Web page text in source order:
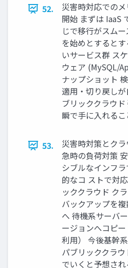
52.
災害時対応での
開始 まずは IaaS
じで移行がスム
を始めとすると
いサービス群 ス
ウェア (MySQL/
ナップショット
適用・切り戻し
ブリッククラウ
瞬で手に入れる
53.
災害時対策とク
急時の負荷対策
シブルなインフ
的なコ ストで対
ッククラウド ク
バックアップを
へ 待機系サーバ
ージョンへコピ
利用） 今後基幹
パブリッククラ
でいくと予想され